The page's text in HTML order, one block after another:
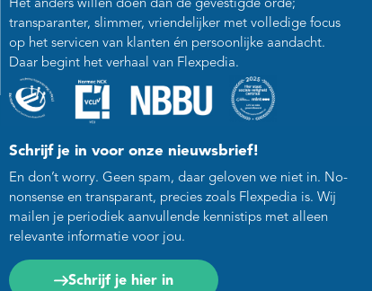
transparanter, slimmer, vriendelijker met volledige focus
op het servicen van klanten én persoonlijke aandacht.
Daar begint het verhaal van Flexpedia.
Schrijf je in voor onze nieuwsbrief!
En don’t worry. Geen spam, daar geloven we niet in. No-
nonsense en transparant, precies zoals Flexpedia is. Wij
mailen je periodiek aanvullende kennistips met alleen
relevante informatie voor jou.
Schrijf je hier in